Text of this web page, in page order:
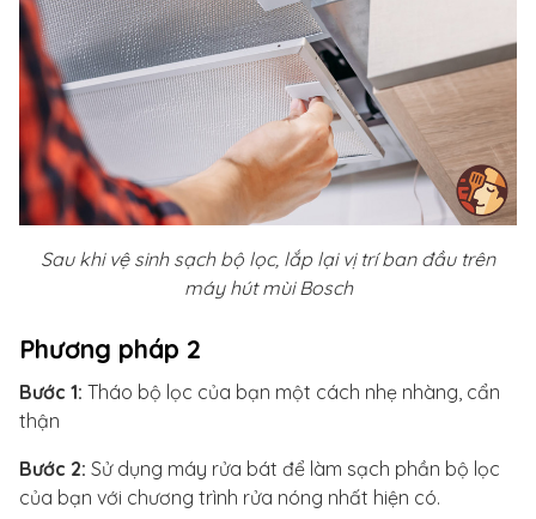
Sau khi vệ sinh sạch bộ lọc, lắp lại vị trí ban đầu trên
máy hút mùi Bosch
Phương pháp 2
Bước 1: Tháo bộ lọc của bạn một cách nhẹ nhàng, cẩn
thận
Bước 2: Sử dụng máy rửa bát để làm sạch phần bộ lọc
của bạn với chương trình rửa nóng nhất hiện có.